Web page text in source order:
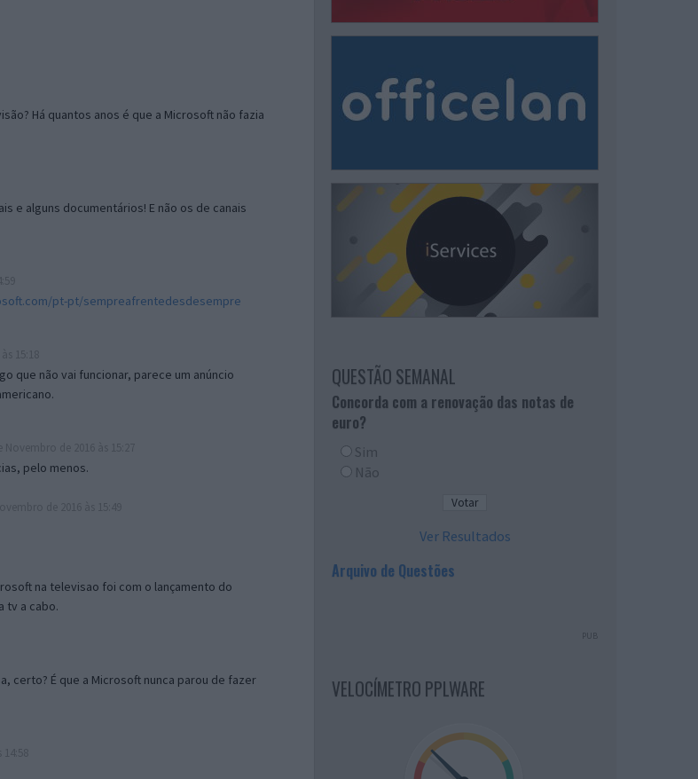
Há quantos anos é que a Microsoft não fazia
e alguns documentários! E não os de canais
pt-pt/sempreafrentedesdesempre
que não vai funcionar, parece um anúncio
pelo menos.
na televisao foi com o lançamento do
tv a cabo.
certo? É que a Microsoft nunca parou de fazer
QUESTÃO SEMANAL
Concorda com a renovação das notas de
euro?
Sim
Não
Ver Resultados
Arquivo de Questões
PUB
VELOCÍMETRO PPLWARE